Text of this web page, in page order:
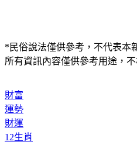
*民俗說法僅供參考，不代表本
所有資訊內容僅供參考用途，
財富
運勢
財運
12生肖